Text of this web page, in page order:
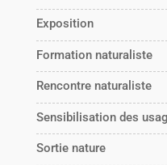
Exposition
Formation naturaliste
Rencontre naturaliste
Sensibilisation des
Sortie nature